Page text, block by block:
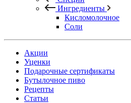
Ингредиенты
Кисломолочное
Соли
Акции
Уценки
Подарочные сертификаты
Бутылочное пиво
Рецепты
Статьи